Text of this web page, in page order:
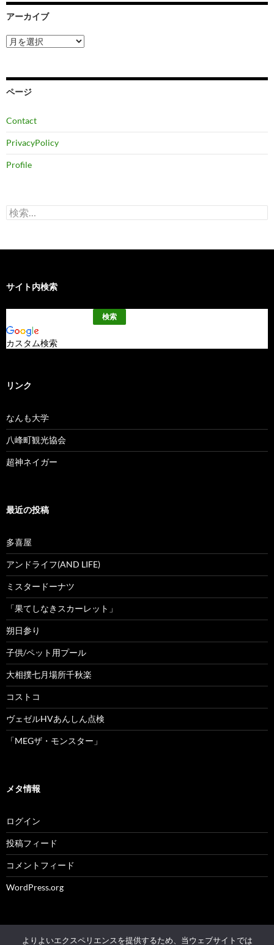
アーカイブ
ア
ー
ブ
ページ
Contact
PrivacyPolicy
Profile
検
索:
サイト内検索
カスタム検索
リンク
なんも大学
八峰町観光協会
超神ネイガー
最近の投稿
多喜屋
アンドライフ(AND LIFE)
ミスタードーナツ
「果てしなきスカーレット」
朔日参り
子供/ペット用プール
大相撲七月場所千秋楽
コストコ
ヴェゼルHVあんしん点検
「MEGザ・モンスター」
メタ情報
ログイン
投稿フィード
コメントフィード
WordPress.org
よりよいエクスペリエンスを提供するため、当ウェブサイトでは